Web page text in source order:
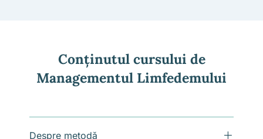
Conținutul cursului de
Managementul Limfedemului
Despre metodă